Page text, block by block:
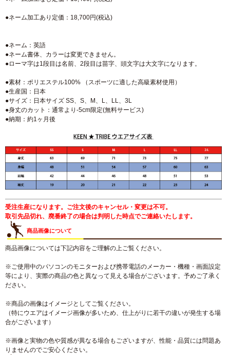
●ネーム加工あり定価：18,700円(税込)
●ネーム：英語
●ネーム書体、カラーは変更できません。
●ローマ字は1段目は名前、2段目は苗字、頭文字は大文字になります。
●素材：ポリエステル100% （スポーツに適した高級素材使用）
●生産国：日本
●サイズ：日本サイズ SS、S、M、L、LL、3L
●身丈のカット：通常より-5cm限定(無料サービス)
●納期：約1ヶ月後
受注生産になります。ご注文後のキャンセル・変更は不可。
取引先品切れ、廃番終了の場合は判明した時点でご連絡いたします。
商品画像について
商品画像については下記内容をご理解の上ご覧ください。
※ご使用中のパソコンのモニターおよび携帯電話のメーカー・機種・画面設定
等により、実際の商品の色と異なって見える場合がございます。予めご了承く
ださい。
※商品の画像はイメージとしてご覧ください。
（特にウエアはイメージ画像が多いため、仕上がりに若干の違いが発生する場
合がございます）
※画像と実物の色や質感が異なる場合もございますが、性能・品質には問題あ
りませんのでご安心ください。